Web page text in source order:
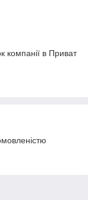
компанії в Приват